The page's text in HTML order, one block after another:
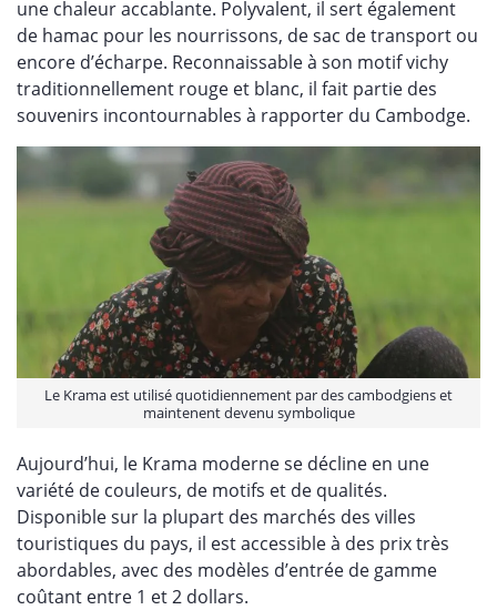
une chaleur accablante. Polyvalent, il sert également
de hamac pour les nourrissons, de sac de transport ou
encore d’écharpe. Reconnaissable à son motif vichy
traditionnellement rouge et blanc, il fait partie des
souvenirs incontournables à rapporter du Cambodge.
Le Krama est utilisé quotidiennement par des cambodgiens et
maintenent devenu symbolique
Aujourd’hui, le Krama moderne se décline en une
variété de couleurs, de motifs et de qualités.
Disponible sur la plupart des marchés des villes
touristiques du pays, il est accessible à des prix très
abordables, avec des modèles d’entrée de gamme
coûtant entre 1 et 2 dollars.